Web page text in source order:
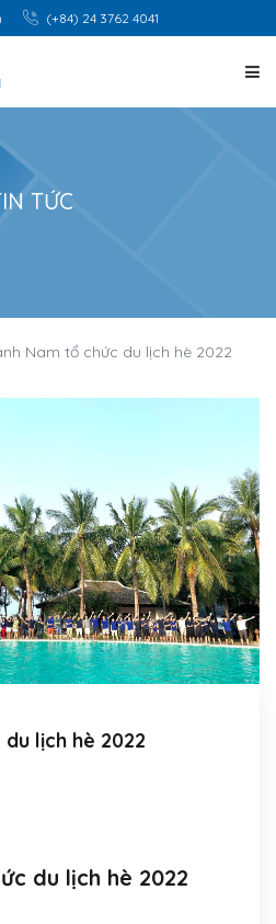
(+84) 24 3762 4041
TỨC
Nam tổ chức du lịch hè 2022
lịch hè 2022
du lịch hè 2022